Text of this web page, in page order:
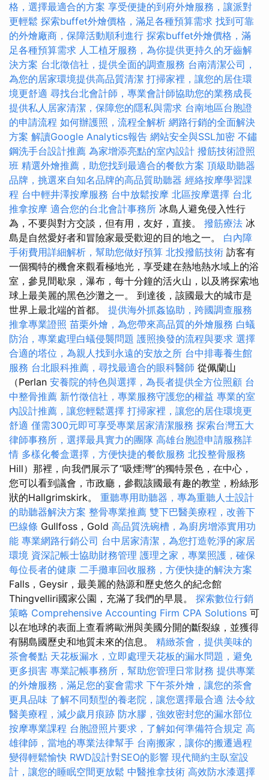
格，選擇最適合的方案 享受便捷的到府外燴服務，讓派對
更輕鬆 探索buffet外燴價格，滿足各種預算需求 找到可靠
的外燴廠商，保障活動順利進行 探索buffet外燴價格，滿
足各種預算需求 人工植牙服務，為你提供更持久的牙齒解
決方案 台北徵信社，提供全面的調查服務 台南清潔公司，
為您的居家環境提供高品質清潔 打掃家裡，讓您的居住環
境更舒適 尋找台北會計師，專業會計師協助您的業務成長
提供私人居家清潔，保障您的隱私與需求 台南地區台胞證
的申請流程 如何辦護照，流程全解析 網路行銷的全面解決
方案 解讀Google Analytics報告 網站安全與SSL加密 不鏽
鋼洗手台設計推薦 為家增添亮點的室內設計 撥筋技術證照
班 精選外燴推薦，助您找到最適合的餐飲方案 頂級助聽器
品牌，挑選來自知名品牌的高品質助聽器 經絡按摩學習課
程 台中輕井澤按摩服務 台中放鬆按摩 北區按摩選擇 台北
推拿按摩 適合您的台北會計事務所 冰島人避免侵入性行
為，不要與對方交談，但有用，友好，直接。 撥筋療法 冰
島是自然愛好者和冒險家最受歡迎的目的地之一。 白內障
手術費用詳細解析，幫助您做好預算 北投撥筋技術 訪客有
一個獨特的機會來觀看極地光，享受建在熱地熱水域上的浴
室，參見間歇泉，瀑布，每十分鐘的活火山，以及將探索地
球上最美麗的黑色沙灘之一。 到達後，該國最大的城市是
世界上最北端的首都。 提供海外抓姦協助，跨國調查服務
推拿專業證照 苗栗外燴，為您帶來高品質的外燴服務 白蟻
防治，專業處理白蟻侵襲問題 護照換發的流程與要求 選擇
合適的塔位，為親人找到永遠的安放之所 台中排毒養生館
服務 台北眼科推薦，尋找最適合的眼科醫師 從佩蘭山
（Perlan 安養院的特色與選擇，為長者提供全方位照顧 台
中整骨推薦 新竹徵信社，專業服務守護您的權益 專業的室
內設計推薦，讓您輕鬆選擇 打掃家裡，讓您的居住環境更
舒適 僅需300元即可享受專業居家清潔服務 探索台灣五大
律師事務所，選擇最具實力的團隊 高雄台胞證申請服務詳
情 多樣化餐盒選擇，方便快捷的餐飲服務 北投整骨服務
Hill）那裡，向我們展示了“吸煙灣”的獨特景色，在中心，
您可以看到議會，市政廳，參觀該國最有趣的教堂，粉絲形
狀的Hallgrimskirk。 重聽專用助聽器，專為重聽人士設計
的助聽器解決方案 整骨專業推薦 雙下巴醫美療程，改善下
巴線條 Gullfoss，Gold 高品質洗碗槽，為廚房增添實用功
能 專業網路行銷公司 台中居家清潔，為您打造乾淨的家居
環境 資深記帳士協助財務管理 護理之家，專業照護，確保
每位長者的健康 二手攤車回收服務，方便快捷的解決方案
Falls，Geysir，最美麗的熱源和歷史悠久的紀念館
Thingvelliri國家公園，充滿了我們的早晨。 探索數位行銷
策略 Comprehensive Accounting Firm CPA Solutions 可
以在地球的表面上查看將歐洲與美國分開的斷裂線，並獲得
有關島國歷史和地質未來的信息。 精緻茶會，提供美味的
茶會餐點 天花板漏水，立即處理天花板的漏水問題，避免
更多損害 專業記帳事務所，幫助您管理日常財務 提供專業
的外燴服務，滿足您的宴會需求 下午茶外燴，讓您的茶會
更具品味 了解不同類型的養老院，讓您選擇最合適 法令紋
醫美療程，減少歲月痕跡 防水膠，強效密封您的漏水部位
按摩專業課程 台胞證照片要求，了解如何準備符合規定 高
雄律師，當地的專業法律幫手 台南搬家，讓你的搬遷過程
變得輕鬆愉快 RWD設計對SEO的影響 現代簡約主臥室設
計，讓您的睡眠空間更放鬆 中醫推拿技術 高效防水漆選擇